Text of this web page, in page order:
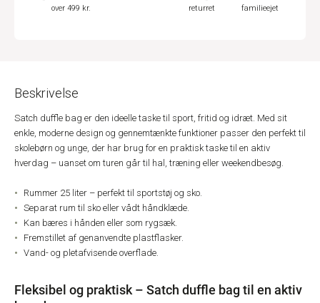
over 499 kr.
returret
familieejet
Beskrivelse
Satch duffle bag er den ideelle taske til sport, fritid og idræt. Med sit
enkle, moderne design og gennemtænkte funktioner passer den perfekt til
skolebørn og unge, der har brug for en praktisk taske til en aktiv
hverdag – uanset om turen går til hal, træning eller weekendbesøg.
Rummer 25 liter – perfekt til sportstøj og sko.
Separat rum til sko eller vådt håndklæde.
Kan bæres i hånden eller som rygsæk.
Fremstillet af genanvendte plastflasker.
Vand- og pletafvisende overflade.
Fleksibel og praktisk – Satch duffle bag til en aktiv